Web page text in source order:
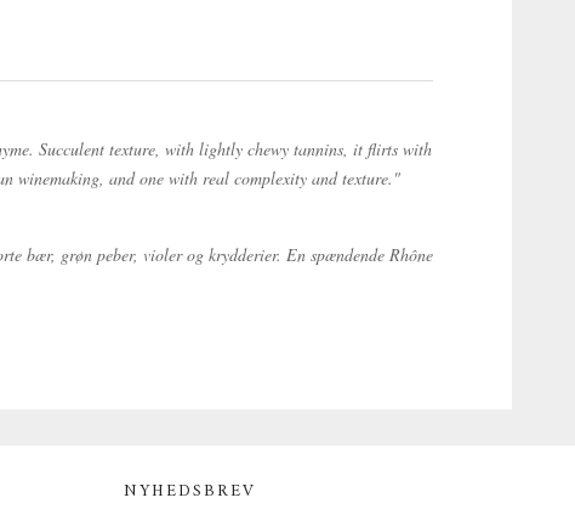
Succulent texture, with lightly chewy tannins, it flirts with
winemaking, and one with real complexity and texture."
bær, grøn peber, violer og krydderier. En spændende Rhône
NYHEDSBREV